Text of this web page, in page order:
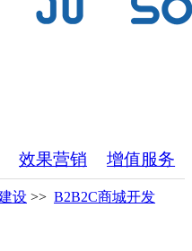
效果营销 增值服务
设 >> B2B2C商城开发